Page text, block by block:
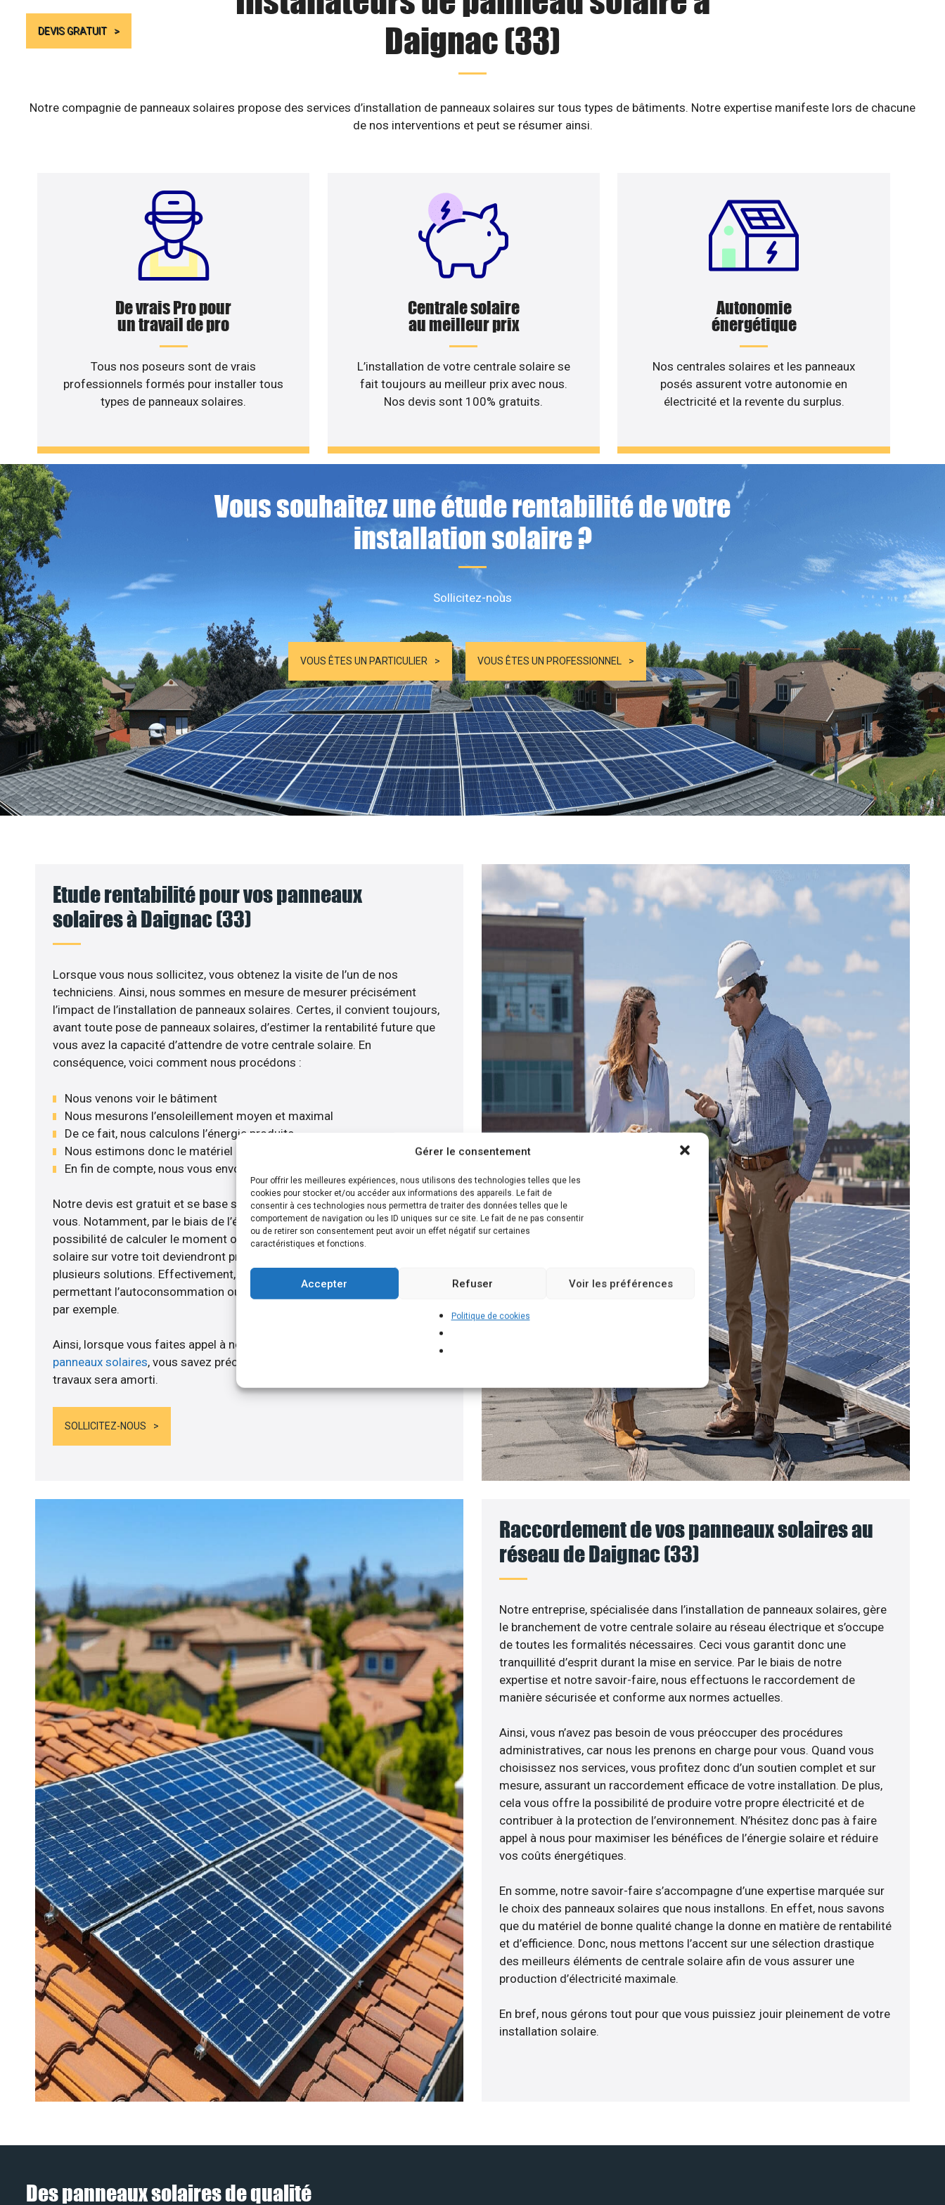
Gérer le consentement
Pour offrir les meilleures expériences, nous utilisons des technologies telles que les
cookies pour stocker et/ou accéder aux informations des appareils. Le fait de
consentir à ces technologies nous permettra de traiter des données telles que le
comportement de navigation ou les ID uniques sur ce site. Le fait de ne pas consentir
ou de retirer son consentement peut avoir un effet négatif sur certaines
caractéristiques et fonctions.
Accepter Refuser Voir les préférences
Politique de cookies
DEVIS GRATUIT
Daignac (33)
Notre compagnie de panneaux solaires propose des services d’installation de panneaux solaires sur tous types de bâtiments. Notre expertise manifeste lors de chacune
de nos interventions et peut se résumer ainsi.
De vrais Pro pour
un travail de pro
Tous nos poseurs sont de vrais
professionnels formés pour installer tous
types de panneaux solaires.
Centrale solaire
au meilleur prix
L’installation de votre centrale solaire se
fait toujours au meilleur prix avec nous.
Nos devis sont 100% gratuits.
Autonomie
énergétique
Nos centrales solaires et les panneaux
posés assurent votre autonomie en
électricité et la revente du surplus.
Vous souhaitez une étude rentabilité de votre
installation solaire ?
Sollicitez-nous
VOUS ÊTES UN PARTICULIER VOUS ÊTES UN PROFESSIONNEL
Etude rentabilité pour vos panneaux
solaires à Daignac (33)
Lorsque vous nous sollicitez, vous obtenez la visite de l’un de nos
techniciens. Ainsi, nous sommes en mesure de mesurer précisément
l’impact de l’installation de panneaux solaires. Certes, il convient toujours,
avant toute pose de panneaux solaires, d’estimer la rentabilité future que
vous avez la capacité d’attendre de votre centrale solaire. En
conséquence, voici comment nous procédons :
Nous venons voir le bâtiment
Nous mesurons l’ensoleillement moyen et maximal
De ce fait, nous calculons l’énergie produite
Nous estimons donc le matériel le plus adéquat
En fin de compte, nous vous envoyons notre devis gratuitement
Notre devis est gratuit et se base sur la configuration la plus efficace pour
vous. Notamment, par le biais de l’étude rentabilité menée, nous avons la
possibilité de calculer le moment où les travaux d’installation de panneaux
solaire sur votre toit deviendront profitables. Pour cela, nous disposons de
plusieurs solutions. Effectivement, nous vous proposons un branchement
permettant l’autoconsommation ou l’alimentation de batteries solaires,
par exemple.
Ainsi, lorsque vous faites appel à notre entreprise pour installer vos
panneaux solaires, vous savez précisément au moment où le coût des
travaux sera amorti.
SOLLICITEZ-NOUS
Raccordement de vos panneaux solaires au
réseau de Daignac (33)
Notre entreprise, spécialisée dans l’installation de panneaux solaires, gère
le branchement de votre centrale solaire au réseau électrique et s’occupe
de toutes les formalités nécessaires. Ceci vous garantit donc une
tranquillité d’esprit durant la mise en service. Par le biais de notre
expertise et notre savoir-faire, nous effectuons le raccordement de
manière sécurisée et conforme aux normes actuelles.
Ainsi, vous n’avez pas besoin de vous préoccuper des procédures
administratives, car nous les prenons en charge pour vous. Quand vous
choisissez nos services, vous profitez donc d’un soutien complet et sur
mesure, assurant un raccordement efficace de votre installation. De plus,
cela vous offre la possibilité de produire votre propre électricité et de
contribuer à la protection de l’environnement. N’hésitez donc pas à faire
appel à nous pour maximiser les bénéfices de l’énergie solaire et réduire
vos coûts énergétiques.
En somme, notre savoir-faire s’accompagne d’une expertise marquée sur
le choix des panneaux solaires que nous installons. En effet, nous savons
que du matériel de bonne qualité change la donne en matière de rentabilité
et d’efficience. Donc, nous mettons l’accent sur une sélection drastique
des meilleurs éléments de centrale solaire afin de vous assurer une
production d’électricité maximale.
En bref, nous gérons tout pour que vous puissiez jouir pleinement de votre
installation solaire.
Des panneaux solaires de qualité